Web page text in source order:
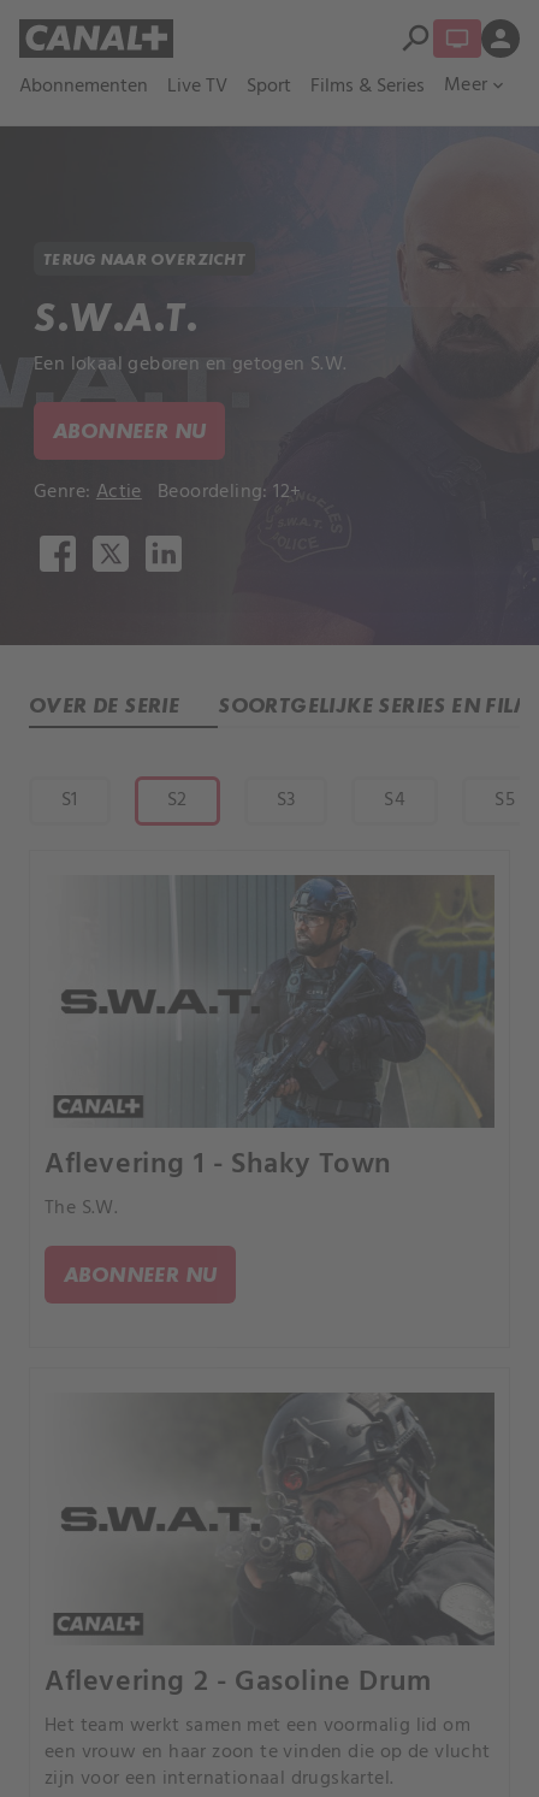
Abonnementen Live TV Sport Films & Series Meer expand_more
search person
TERUG NAAR OVERZICHT
S.W.A.T.
Een lokaal geboren en getogen S.W.
ABONNEER NU
Genre: Actie Beoordeling: 12+
OVER DE SERIE SOORTGELIJKE SERIES EN
S1 S2 S3 S4 S5
Aflevering 1 - Shaky Town
The S.W.
ABONNEER NU
Aflevering 2 - Gasoline Drum
Het team werkt samen met een voormalig lid om
een vrouw en haar zoon te vinden die op de vlucht
zijn voor een internationaal drugskartel.